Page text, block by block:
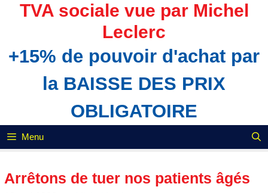
TVA sociale vue par Michel
Leclerc
+15% de pouvoir d'achat par
la BAISSE DES PRIX
OBLIGATOIRE
Menu
Arrêtons de tuer nos patients âgés